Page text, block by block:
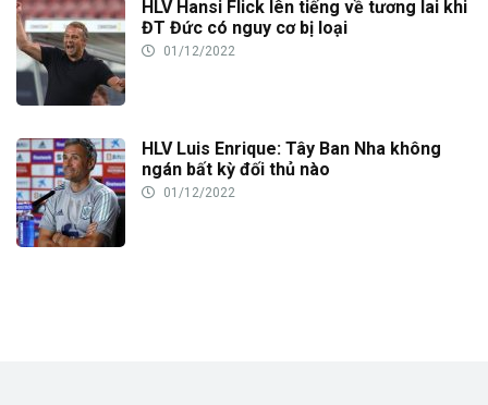
HLV Hansi Flick lên tiếng về tương lai khi
ĐT Đức có nguy cơ bị loại
01/12/2022
HLV Luis Enrique: Tây Ban Nha không
ngán bất kỳ đối thủ nào
01/12/2022